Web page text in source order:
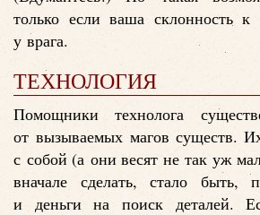
только если ваша склонность
у врага.
ТЕХНОЛОГИЯ
Помощники технолога
от вызываемых магов существ.
с собой (а они весят не так уж
вначале сделать, стало быть,
и деньги на поиск деталей.